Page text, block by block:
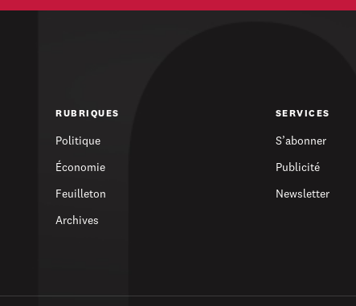
RUBRIQUES
Politique
Économie
Feuilleton
Archives
SERVICES
S’abonner
Publicité
Newsletter